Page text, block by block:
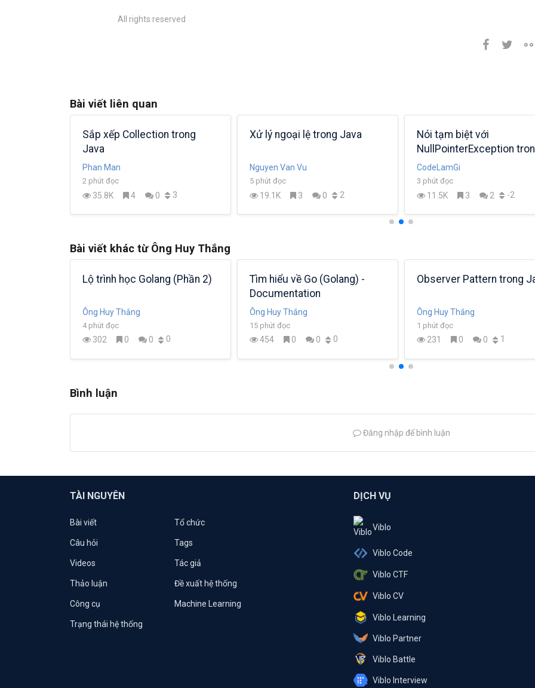
All rights reserved
Bài viết liên quan
Sắp xếp Collection trong
Java
Phan Man
2 phút đọc
35.8K 4 0 3
Xử lý ngoại lệ trong Java
Nguyen Van Vu
5 phút đọc
19.1K 3 0 2
Nói tạm biệt với
NullPointerException
Java
CodeLamGi
3 phút đọc
11.5K 3 2 -2
Bài viết khác từ Ông Huy Thắng
Lộ trình học Golang (Phần 2)
Ông Huy Thắng
4 phút đọc
302 0 0 0
Tìm hiểu về Go (Golang) -
Documentation
Ông Huy Thắng
15 phút đọc
454 0 0 0
Observer Pattern trong
Ông Huy Thắng
1 phút đọc
231 0 0 1
Bình luận
Đăng nhập để bình luận
TÀI NGUYÊN
Bài viết Tổ chức
Câu hỏi Tags
Videos Tác giả
Thảo luận Đề xuất hệ thống
Công cụ Machine Learning
Trạng thái hệ thống
DỊCH VỤ
Viblo
Viblo Code
Viblo CTF
Viblo CV
Viblo Learning
Viblo Partner
Viblo Battle
Viblo Interview